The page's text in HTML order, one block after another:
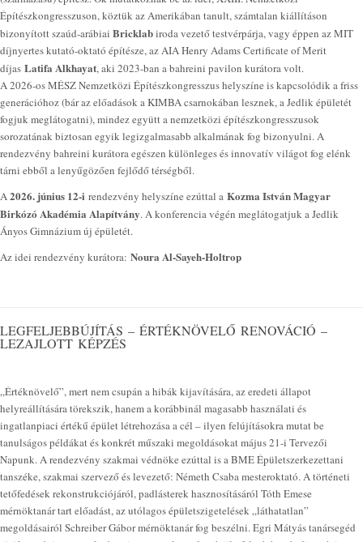
Építészkongresszuson, köztük az Amerikában tanult, számtalan kiállításon
bizonyított szaúd-arábiai Bricklabiroda vezető testvérpárja, vagy éppen az MIT
díjnyertes kutató-oktató építésze, az AIA Henry Adams Certificate of Merit
díjas Latifa Alkhayat, aki 2023-ban a bahreini pavilon kurátora volt.
A 2026-os MÉSZ Nemzetközi Építészkongresszus helyszíne is kapcsolódik a friss
generációhoz (bár az előadások a KIMBA csarnokában lesznek, a Jedlik épületét
fogjuk meglátogatni), mindez együtt a nemzetközi építészkongresszusok
sorozatának biztosan egyik legizgalmasabb alkalmának fog bizonyulni. A
rendezvény bahreini kurátora egészen különleges és innovatív világot fog elénk
tárni ebből a lenyűgözően fejlődő térségből.
A2026. június 12-i rendezvény helyszíne ezúttal a Kozma István Magyar
Birkózó Akadémia Alapítvány. A konferencia végén meglátogatjuk a Jedlik
Ányos Gimnázium új épületét.
Az idei rendezvény kurátora: Noura Al-Sayeh-Holtrop
LEGFELJEBBÚJÍTÁS – ÉRTÉKNÖVELŐ RENOVÁCIÓ –
LEZAJLOTT KÉPZÉS
„Értéknövelő”, mert nem csupán a hibák kijavítására, az eredeti állapot
helyreállítására törekszik, hanem a korábbinál magasabb használati és
ingatlanpiaci értékű épület létrehozása a cél – ilyen felújításokra mutat be
tanulságos példákat és konkrét műszaki megoldásokat május 21-i Tervezői
Napunk. A rendezvény szakmai védnöke ezúttal is a BME Épületszerkezettani
tanszéke, szakmai szervező és levezető: Németh Csaba mesteroktató. A történeti
tetőfedések rekonstrukciójáról, padlásterek hasznosításáról Tóth Emese
mérnöktanár tart előadást, az utólagos épületszigetelések „láthatatlan”
megoldásairól Schreiber Gábor mérnöktanár fog beszélni. Egri Mátyás tanársegéd